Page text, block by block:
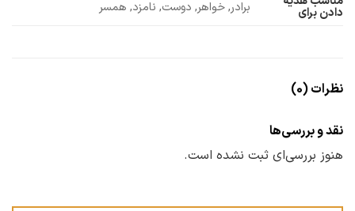
دادن برای برادر, خواهر, دوست, نامزد, همسر
نظرات (0)
نقد و بررسی‌ها
هنوز بررسی‌ای ثبت نشده است.